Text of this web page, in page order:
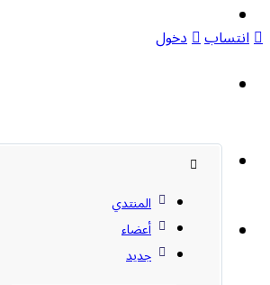
انتساب دخول
المنتدي
أعضاء
جديد